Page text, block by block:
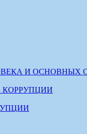
И ОСНОВНЫХ
КОРРУПЦИИ